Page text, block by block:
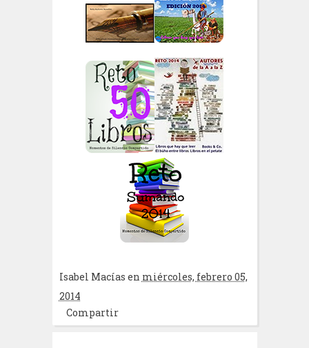
Isabel Macías en miércoles, febrero 05,
2014
Compartir